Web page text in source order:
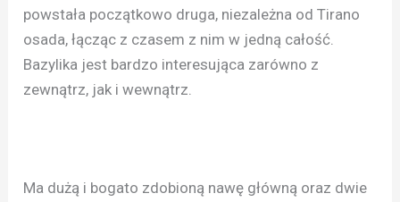
powstała początkowo druga, niezależna od Tirano
osada, łącząc z czasem z nim w jedną całość.
Bazylika jest bardzo interesująca zarówno z
zewnątrz, jak i wewnątrz.
Ma dużą i bogato zdobioną nawę główną oraz dwie